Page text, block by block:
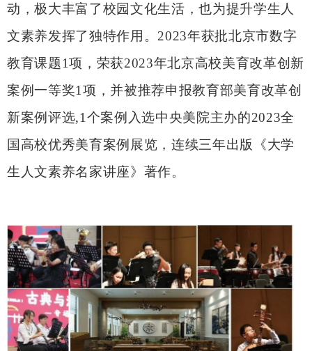
动，极大丰富了校园文化生活，也为提升学生人
文素养发挥了独特作用。2023年获批北京市数字
教育课题1项，荣获2023年北京高校美育改革创新
案例一等奖1项，并被推荐申报教育部美育改革创
新案例评选,1个案例入选中央美院主办的2023全
国高校优秀美育案例展览，连续三年出版《大学
生人文素养名家讲座》著作。